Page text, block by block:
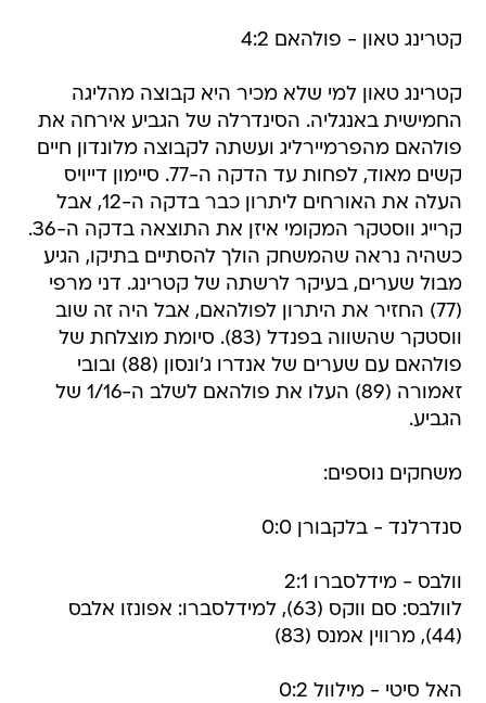
קטרינג טאון - פולהאם 4:2
קטרינג טאון למי שלא מכיר היא קבוצה מהליגה
החמישית באנגליה. הסינדרלה של הגביע אירחה את
פולהאם מהפרמיירליג ועשתה לקבוצה מלונדון חיים
קשים מאוד, לפחות עד הדקה ה-77. סיימון דייויס
העלה את האורחים ליתרון כבר בדקה ה-12, אבל
קרייג ווסטקר המקומי איזן את התוצאה בדקה ה-36.
כשהיה נראה שהמשחק הולך להסתיים בתיקו, הגיע
מבול שערים, בעיקר לרשתה של קטרינג. דני מרפי
(77) החזיר את היתרון לפולהאם, אבל היה זה שוב
ווסטקר שהשווה בפנדל (83). סיומת מוצלחת של
פולהאם עם שערים של אנדרו ג'ונסון (88) ובובי
זאמורה (89) העלו את פולהאם לשלב ה-1/16 של
הגביע.
משחקים נוספים:
סנדרלנד - בלקבורן 0:0
וולבס - מידלסברו 2:1
לוולבס: סם ווקס (63), למידלסברו: אפונזו אלבס
(44), מרווין אמנס (83)
האל סיטי - מילוול 0:2